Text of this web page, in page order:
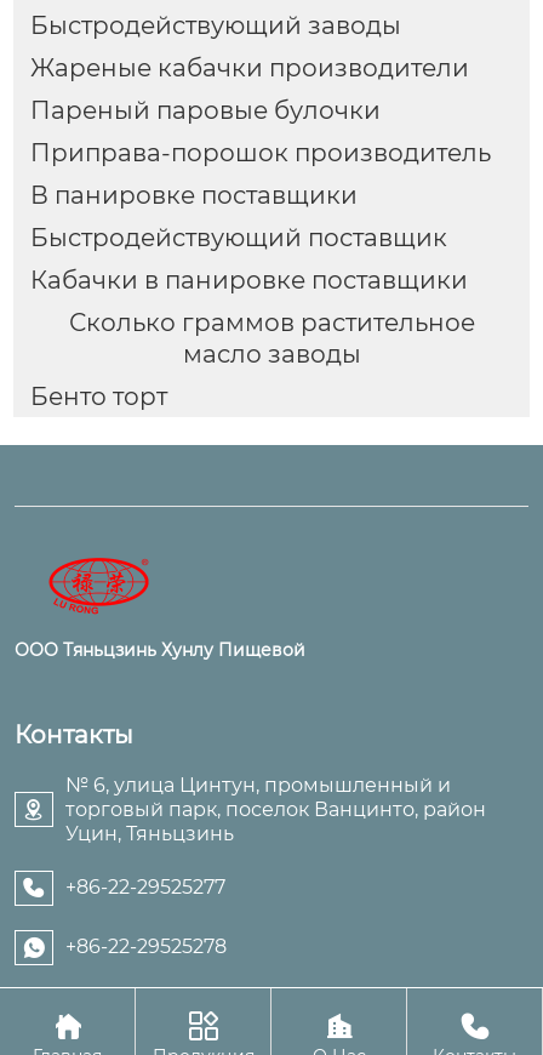
Быстродействующий заводы
Жареные кабачки производители
Пареный паровые булочки
Приправа-порошок производитель
В панировке поставщики
Быстродействующий поставщик
Кабачки в панировке поставщики
Сколько граммов растительное
масло заводы
Бенто торт
ООО Тяньцзинь Хунлу Пищевой
Контакты

№ 6, улица Цинтун, промышленный и
торговый парк, поселок Ванцинто, район
Уцин, Тяньцзинь
 +86-22-29525277
 +86-22-29525278
Авторское право©ООО Тяньцзинь Хунлу Пищевой
   